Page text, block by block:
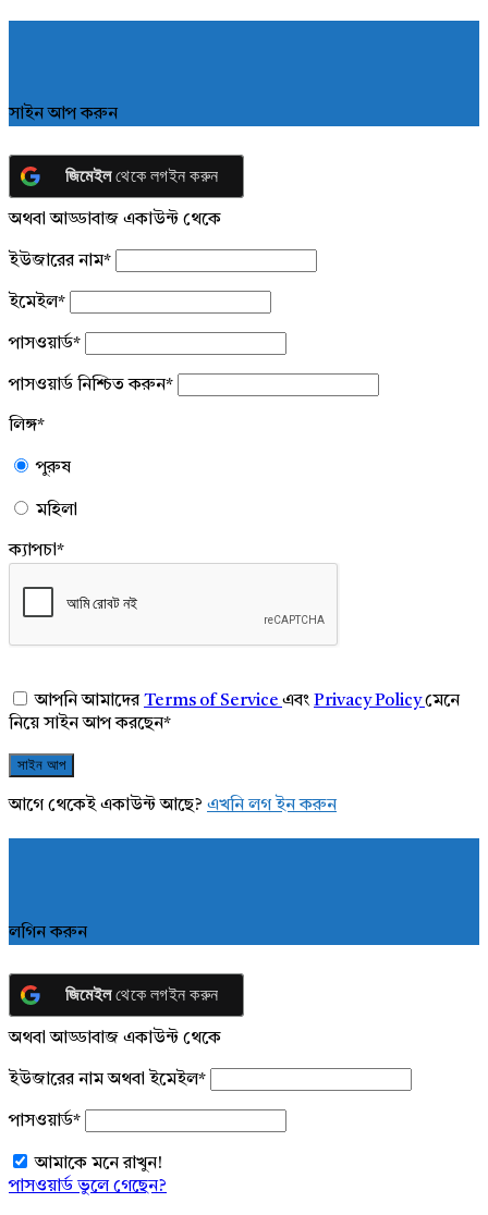
সাইন আপ করুন
জিমেইলথেকে লগইন করুন
অথবা আড্ডাবাজ একাউন্ট থেকে
ইউজারের নাম*
ইমেইল*
পাসওয়ার্ড*
পাসওয়ার্ড নিশ্চিত করুন*
লিঙ্গ*
পুরুষ
মহিলা
ক্যাপচা*
আপনি আমাদেরTerms of Service এবং Privacy Policyমেনে
নিয়ে সাইন আপ করছেন*
আগে থেকেই একাউন্ট আছে? এখনি লগ ইন করুন
লগিন করুন
জিমেইলথেকে লগইন করুন
অথবা আড্ডাবাজ একাউন্ট থেকে
ইউজারের নাম অথবা ইমেইল*
পাসওয়ার্ড*
আমাকে মনে রাখুন!
পাসওয়ার্ড ভুলে গেছেন?